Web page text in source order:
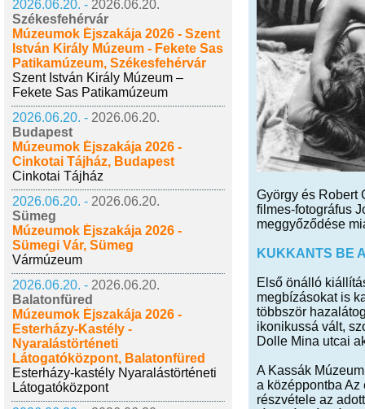
2026.06.20. - 2026.06.20.
Székesfehérvár
Múzeumok Éjszakája 2026 - Szent
István Király Múzeum - Fekete Sas
Patikamúzeum, Székesfehérvár
Szent István Király Múzeum –
Fekete Sas Patikamúzeum
2026.06.20. - 2026.06.20.
Budapest
Múzeumok Éjszakája 2026 -
Cinkotai Tájház, Budapest
Cinkotai Tájház
2026.06.20. - 2026.06.20.
Sümeg
Múzeumok Éjszakája 2026 -
Sümegi Vár, Sümeg
Vármúzeum
2026.06.20. - 2026.06.20.
Balatonfüred
Múzeumok Éjszakája 2026 -
Esterházy-Kastély -
Nyaralástörténeti
Látogatóközpont, Balatonfüred
Esterházy-kastély Nyaralástörténeti
Látogatóközpont
György és Robert
filmes-fotográfus
meggyőződése
KUKKANTS BE
Első önálló
megbízásokat is
többször
ikonikussá vált,
Dolle Mina utcai
A Kassák
a középpontba
részvétele az